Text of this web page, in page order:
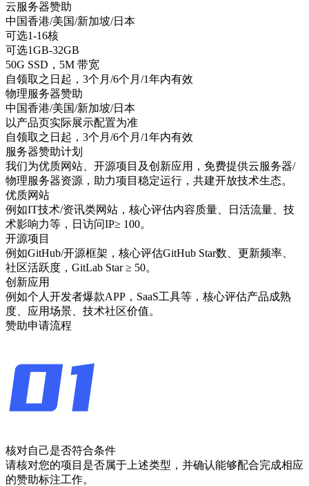
云服务器赞助
中国香港/美国/新加坡/日本
可选1-16核
可选1GB-32GB
50G SSD，5M 带宽
自领取之日起，3个月/6个月/1年内有效
物理服务器赞助
中国香港/美国/新加坡/日本
以产品页实际展示配置为准
自领取之日起，3个月/6个月/1年内有效
服务器赞助计划
我们为优质网站、开源项目及创新应用，免费提供云服务器/
物理服务器资源，助力项目稳定运行，共建开放技术生态。
优质网站
例如IT技术/资讯类网站，核心评估内容质量、日活流量、技
术影响力等，日访问IP≥ 100。
开源项目
例如GitHub/开源框架，核心评估GitHub Star数、更新频率、
社区活跃度，GitLab Star ≥ 50。
创新应用
例如个人开发者爆款APP，SaaS工具等，核心评估产品成熟
度、应用场景、技术社区价值。
赞助申请流程
核对自己是否符合条件
请核对您的项目是否属于上述类型，并确认能够配合完成相应
的赞助标注工作。